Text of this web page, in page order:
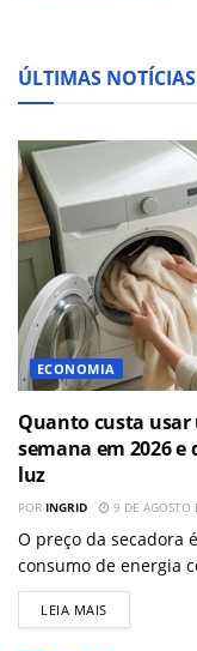
ÚLTIMAS NOTÍCIAS
ECONOMIA
Quanto custa usar
semana em 2026
luz
POR INGRID 9 DE AGOSTO
O preço da secadora
consumo de energia
LEIA MAIS